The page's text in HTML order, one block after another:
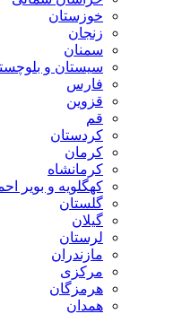
خوزستان
زنجان
سمنان
سیستان و
فارس
قزوین
قم
کردستان
کرمان
کرمانشاه
کهگلویه و بویر
گلستان
گیلان
لرستان
مازندران
مرکزی
هرمزگان
همدان